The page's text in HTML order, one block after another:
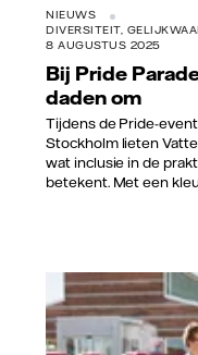
NIEUWS
DIVERSITEIT,
8 AUGUSTUS 2025
Bij Pride
daden om
Tijdens de Pride-
Stockholm lieten
wat inclusie in de
betekent. Met een
Vattenfall/